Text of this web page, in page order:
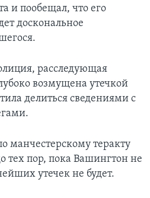
и пообещал, что его
доскональное
расследующая
возмущена утечкой
делиться сведениями с
манчестерскому теракту
тех пор, пока Вашингтон не
утечек не будет.